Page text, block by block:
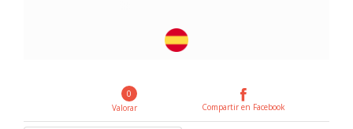
0
Valorar
Compartir en Facebook